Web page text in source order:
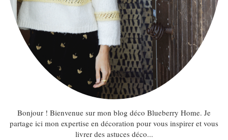
Bonjour ! Bienvenue sur mon blog déco Blueberry Home. Je
partage ici mon expertise en décoration pour vous inspirer et vous
livrer des astuces déco...